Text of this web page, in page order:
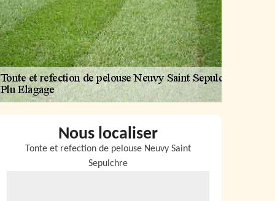
Nous localiser
Tonte et refection de pelouse Neuvy Saint
Sepulchre